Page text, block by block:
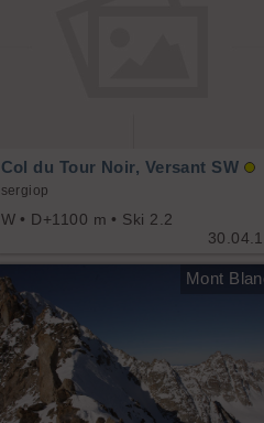
Col du Tour Noir, Versant SW
sergiop
W • D+1100 m • Ski 2.2
Mont